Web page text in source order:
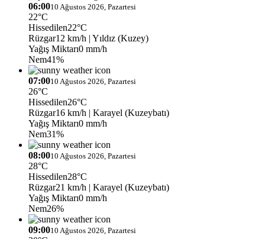
06:0010 Ağustos 2026, Pazartesi
22°C
Hissedilen22°C
Rüzgar12 km/h | Yıldız (Kuzey)
Yağış Miktarı0 mm/h
Nem41%
07:0010 Ağustos 2026, Pazartesi
26°C
Hissedilen26°C
Rüzgar16 km/h | Karayel (Kuzeybatı)
Yağış Miktarı0 mm/h
Nem31%
08:0010 Ağustos 2026, Pazartesi
28°C
Hissedilen28°C
Rüzgar21 km/h | Karayel (Kuzeybatı)
Yağış Miktarı0 mm/h
Nem26%
09:0010 Ağustos 2026, Pazartesi